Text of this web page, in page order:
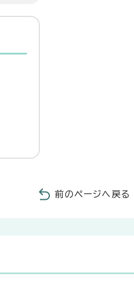
前のページへ戻る